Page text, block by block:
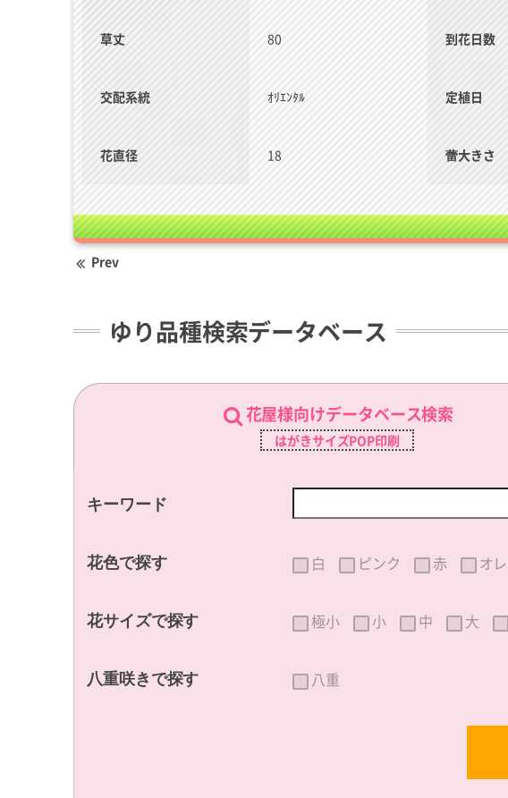
草丈 80 到花日数
交配系統 ｵﾘｴﾝﾀﾙ 定植日
花直径 18 蕾大きさ
Prev
ゆり品種検索データベース
花屋様向けデータベース検索
はがきサイズPOP印刷
キーワード
花色で探す 白 ピンク 赤 オ
花サイズで探す 極小 小 中 大
八重咲きで探す 八重